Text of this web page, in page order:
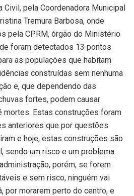
Civil, pela Coordenadora Municipal
Tremura Barbosa, onde
pela CPRM, órgão do Ministério
foram detectados 13 pontos
as populações que habitam
construídas sem nenhuma
e, que dependendo das
fortes, podem causar
mortes. Estas construções foram
anteriores que por questões
e hoje, estas construções são
sendo um risco e um problema
porém, se forem
e sem risco, ninguém vai
por morarem perto do centro, e